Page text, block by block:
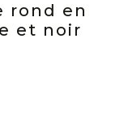
rond en
et noir